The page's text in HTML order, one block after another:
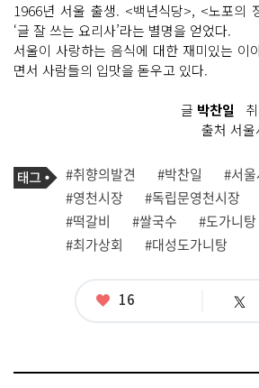
1966년 서울 출생. <백년식당>, <노포의
‘글 잘 쓰는 요리사’라는 별명을 얻었다.
서울이 사랑하는 음식에 대한 재미있는 이
면서 사람들의 입맛을 돋우고 있다.
글 박찬일
출처 서울
기
사
관
련
태
그
태
그
#취향의발견 #박찬일 #서
#영천시장
#독립문영천시장
#떡갈비
#쌀국수 #도가니탕
#최가상회
#대성도가니탕
좋
16 트